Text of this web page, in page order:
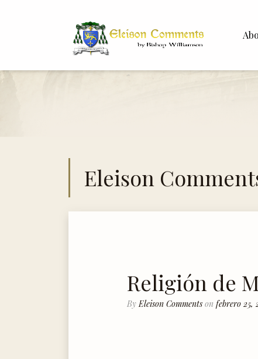
Eleison
Religión de
By Eleison Comments on febrero 25,